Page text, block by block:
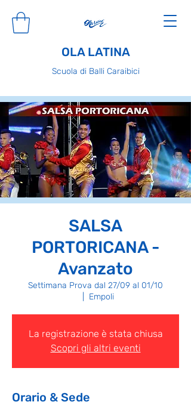
OLA LATINA
Scuola di Balli Caraibici
SALSA
PORTORICANA -
Avanzato
Settimana Prova dal 27/09 al 01/10
Empoli
La registrazione è stata chiusa
Scopri gli altri eventi
Orario & Sede